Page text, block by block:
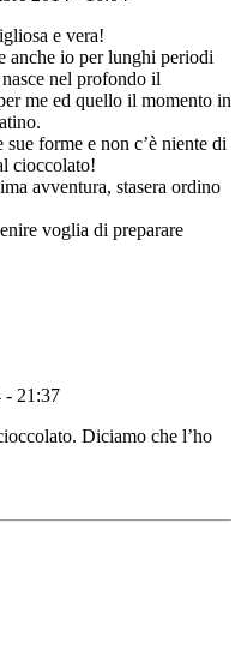
e vera!
anche io per lunghi periodi
nel profondo il
me ed quello il momento in
forme e non c’è niente di
cioccolato!
avventura, stasera ordino
voglia di preparare
- 21:37
Diciamo che l’ho